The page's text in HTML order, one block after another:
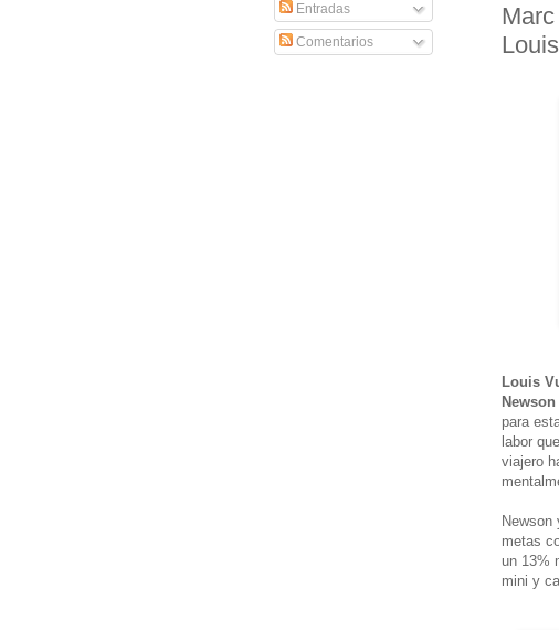
Louis
Newson
para
labor
viajero
Newson
metas
un 13%
mini y
Entradas
Comentarios